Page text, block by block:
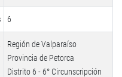
6
Región de Valparaíso
Provincia de Petorca
Distrito 6 - 6° Circunscripción